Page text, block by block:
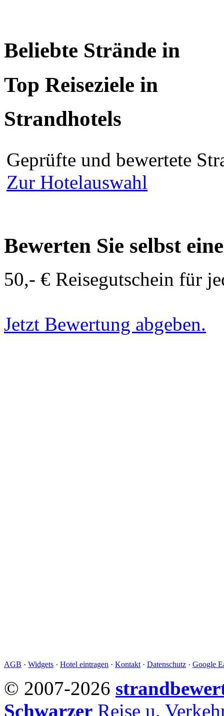
Beliebte Strände in
Top Reiseziele in
Strandhotels
Geprüfte und bewertete
Zur Hotelauswahl
Bewerten Sie selbst
50,- € Reisegutschein für
Jetzt Bewertung abgeben.
AGB · Widgets · Hotel eintragen · Kontakt · Datenschutz · Google
© 2007-2026
Schwarzer Reise u.